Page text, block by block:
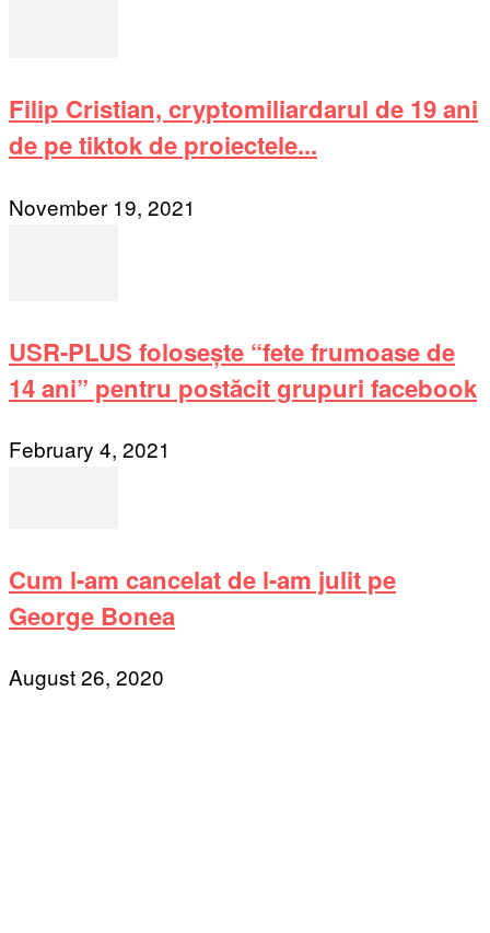
Filip Cristian, cryptomiliardarul de 19 ani
de pe tiktok de proiectele...
November 19, 2021
USR-PLUS folosește “fete frumoase de
14 ani” pentru postăcit grupuri facebook
February 4, 2021
Cum l-am cancelat de l-am julit pe
George Bonea
August 26, 2020